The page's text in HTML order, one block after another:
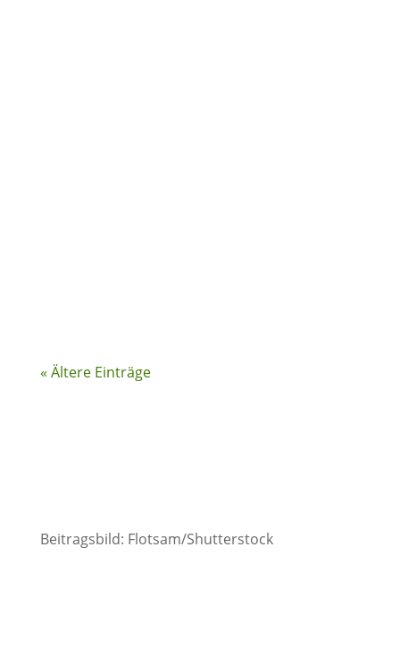
« Ältere Einträge
Beitragsbild: Flotsam/Shutterstock